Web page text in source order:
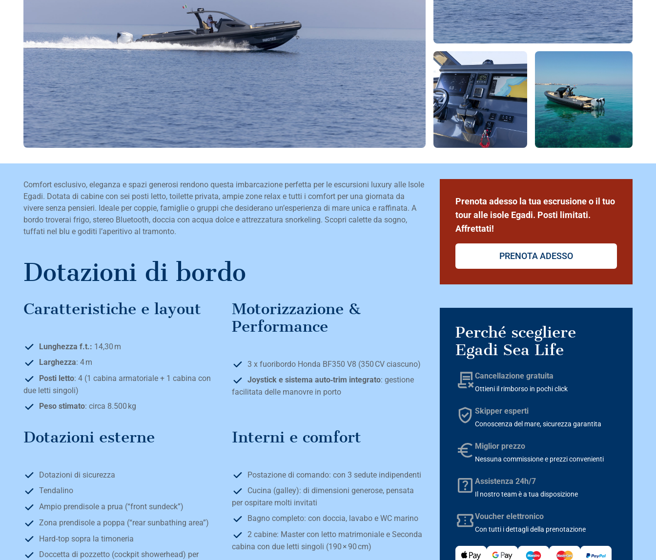
Comfort esclusivo, eleganza e spazi generosi rendono questa imbarcazione perfetta per le escursioni luxury alle Isole
Egadi. Dotata di cabine con sei posti letto, toilette privata, ampie zone relax e tutti i comfort per una giornata da
vivere senza pensieri. Ideale per coppie, famiglie o gruppi che desiderano un’esperienza di mare unica e raffinata. A
bordo troverai frigo, stereo Bluetooth, doccia con acqua dolce e attrezzatura snorkeling. Scopri calette da sogno,
tuffati nel blu e goditi l’aperitivo al tramonto.
Dotazioni di bordo
Caratteristiche e layout
Lunghezza f.t.: 14,30 m
Larghezza: 4 m
Posti letto: 4 (1 cabina armatoriale + 1 cabina con
due letti singoli)
Peso stimato: circa 8.500 kg
Motorizzazione &
Performance
3 x fuoribordo Honda BF350 V8 (350 CV ciascuno)
Joystick e sistema auto‑trim integrato: gestione
facilitata delle manovre in porto
Dotazioni esterne
Dotazioni di sicurezza
Tendalino
Ampio prendisole a prua (“front sundeck”)
Zona prendisole a poppa (“rear sunbathing area”)
Hard‑top sopra la timoneria
Doccetta di pozzetto (cockpit showerhead) per
Interni e comfort
Postazione di comando: con 3 sedute indipendenti
Cucina (galley): di dimensioni generose, pensata
per ospitare molti invitati
Bagno completo: con doccia, lavabo e WC marino
2 cabine: Master con letto matrimoniale e Seconda
cabina con due letti singoli (190 × 90 cm)
Prenota adesso la tua escrusione o il tuo
tour alle isole Egadi. Posti limitati.
Affrettati!
PRENOTA ADESSO
Perché scegliere
Egadi Sea Life
Cancellazione gratuita
Ottieni il rimborso in pochi click
Skipper esperti
Conoscenza del mare, sicurezza garantita
Miglior prezzo
Nessuna commissione e prezzi convenienti
Assistenza 24h/7
Il nostro team è a tua disposizione
Voucher elettronico
Con tutti i dettagli della prenotazione